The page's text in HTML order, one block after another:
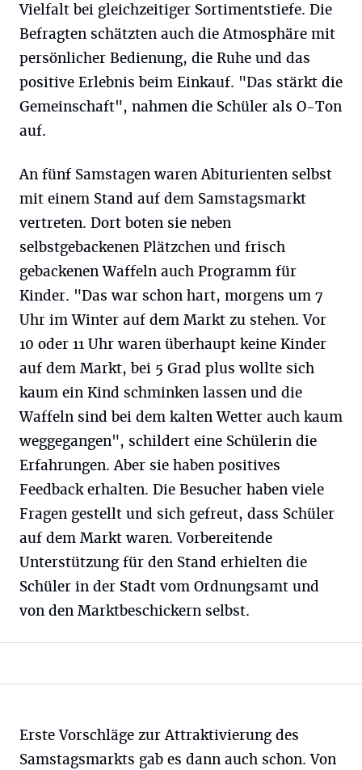
Vielfalt bei gleichzeitiger Sortimentstiefe. Die
Befragten schätzten auch die Atmosphäre mit
persönlicher Bedienung, die Ruhe und das
positive Erlebnis beim Einkauf. "Das stärkt die
Gemeinschaft", nahmen die Schüler als O-Ton
auf.
An fünf Samstagen waren Abiturienten selbst
mit einem Stand auf dem Samstagsmarkt
vertreten. Dort boten sie neben
selbstgebackenen Plätzchen und frisch
gebackenen Waffeln auch Programm für
Kinder. "Das war schon hart, morgens um 7
Uhr im Winter auf dem Markt zu stehen. Vor
10 oder 11 Uhr waren überhaupt keine Kinder
auf dem Markt, bei 5 Grad plus wollte sich
kaum ein Kind schminken lassen und die
Waffeln sind bei dem kalten Wetter auch kaum
weggegangen", schildert eine Schülerin die
Erfahrungen. Aber sie haben positives
Feedback erhalten. Die Besucher haben viele
Fragen gestellt und sich gefreut, dass Schüler
auf dem Markt waren. Vorbereitende
Unterstützung für den Stand erhielten die
Schüler in der Stadt vom Ordnungsamt und
von den Marktbeschickern selbst.
Erste Vorschläge zur Attraktivierung des
Samstagsmarkts gab es dann auch schon. Von